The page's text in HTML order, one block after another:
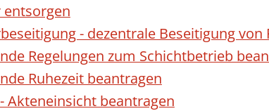
entsorgen
- dezentrale Beseitigung
Regelungen zum Schichtbetrieb
Ruhezeit beantragen
Akteneinsicht beantragen